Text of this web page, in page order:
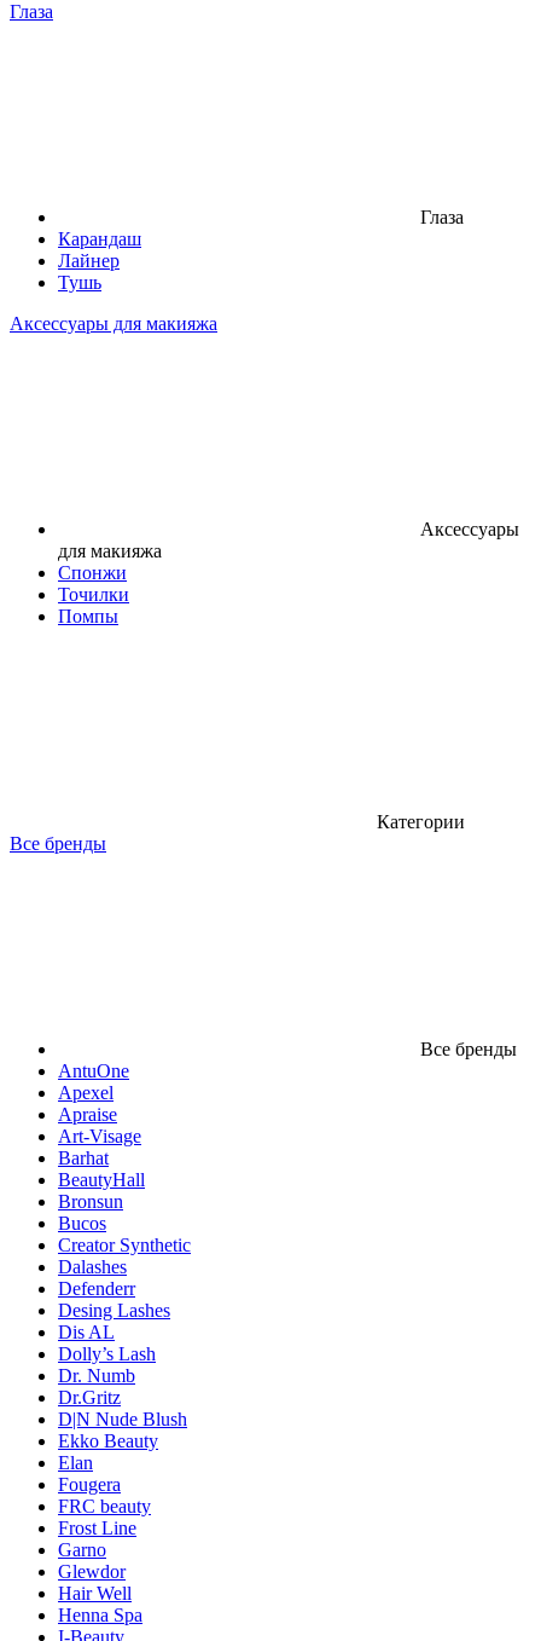
Глаза
Глаза
Карандаш
Лайнер
Тушь
Аксессуары для макияжа
Аксессуары
для макияжа
Спонжи
Точилки
Помпы
Категории
Все бренды
Все бренды
AntuOne
Apexel
Apraise
Art-Visage
Barhat
BeautyHall
Bronsun
Bucos
Creator Synthetic
Dalashes
Defenderr
Desing Lashes
Dis AL
Dolly’s Lash
Dr. Numb
Dr.Gritz
D|N Nude Blush
Ekko Beauty
Elan
Fougera
FRC beauty
Frost Line
Garno
Glewdor
Hair Well
Henna Spa
I-Beauty